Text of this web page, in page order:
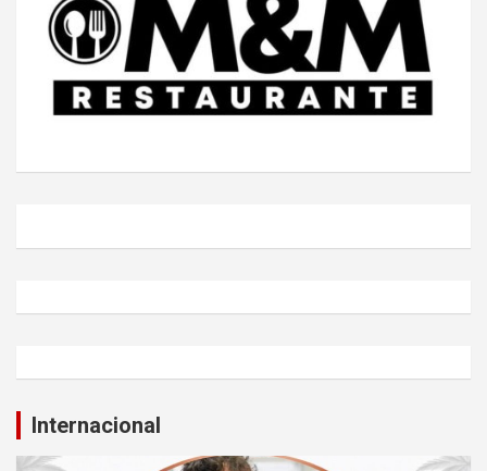
Internacional